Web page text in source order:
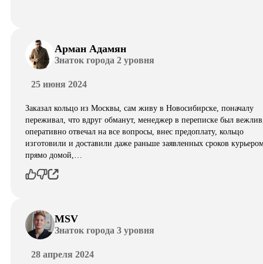
Арман Адамян
Знаток города 2 уровня
25 июня 2024
Заказал кольцо из Москвы, сам живу в Новосибирске, поначалу
переживал, что вдруг обманут, менеджер в переписке был
оперативно отвечал на все вопросы, внес предоплату, кольцо
изготовили и доставили даже раньше заявленных сроков
прямо домой,…
MSV
Знаток города 3 уровня
28 апреля 2024